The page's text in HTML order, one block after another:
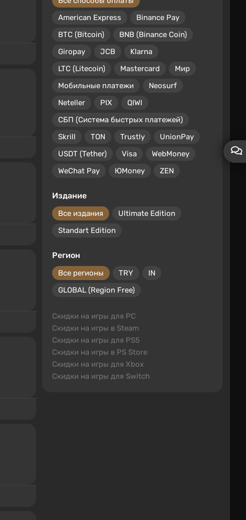
American Express
Binance Pay
BTC (Bitcoin)
BNB (Binance Coin)
Giropay
JCB
Klarna
LTC (Litecoin)
Mastercard
Мир
Мобильные платежи
Neosurf
Neteller
PIX
QIWI
СБП (Система быстрых платежей)
Skrill
TON Trustly
UnionPay
USDT (Tether)
Visa
WebMoney
WeChat Pay
ЮMoney ZEN
Издание
Все издания
Ultimate Edition
Standart Edition
Регион
Все регионы TRY
IN
GLOBAL (Region Free)
Скидки на игры для PC
Скидки на игры в Steam
Скидки на игры для PS5
Скидки на игры в PS Store
Скидки на игры для Xbox
Скидки на игры для Switch